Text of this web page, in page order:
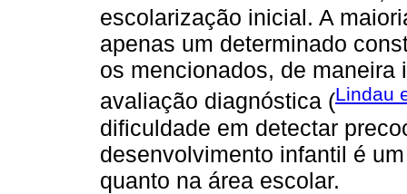
escolarização inicial. A
apenas um determinado
os mencionados, de
avaliação diagnóstica (Lindau
dificuldade em detectar
desenvolvimento infantil é
quanto na área escolar.